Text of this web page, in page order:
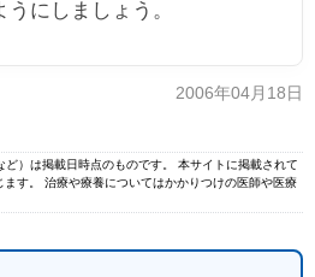
にしましょう。
2006年04月18日
）は掲載日時点のものです。 本サイトに掲載されて
す。 治療や療養についてはかかりつけの医師や医療